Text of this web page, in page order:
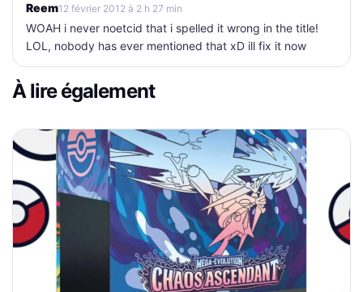
Reem12 février 2012 à 2 h 27 min
WOAH i never noetcid that i spelled it wrong in the title!
LOL, nobody has ever mentioned that xD ill fix it now
À lire également